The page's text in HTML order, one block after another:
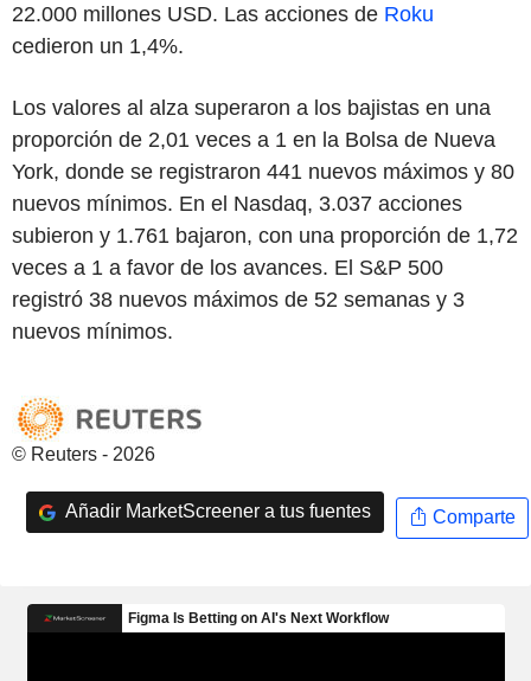
22.000 millones USD. Las acciones de Roku
cedieron un 1,4%.
Los valores al alza superaron a los bajistas en una
proporción de 2,01 veces a 1 en la Bolsa de Nueva
York, donde se registraron 441 nuevos máximos y 80
nuevos mínimos. En el Nasdaq, 3.037 acciones
subieron y 1.761 bajaron, con una proporción de 1,72
veces a 1 a favor de los avances. El S&P 500
registró 38 nuevos máximos de 52 semanas y 3
nuevos mínimos.
© Reuters - 2026
Añadir MarketScreener a tus fuentes Comparte